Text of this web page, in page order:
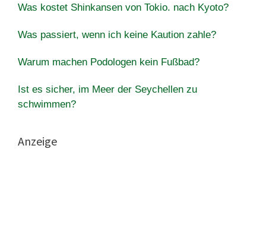
Was kostet Shinkansen von Tokio. nach Kyoto?
Was passiert, wenn ich keine Kaution zahle?
Warum machen Podologen kein Fußbad?
Ist es sicher, im Meer der Seychellen zu
schwimmen?
Anzeige